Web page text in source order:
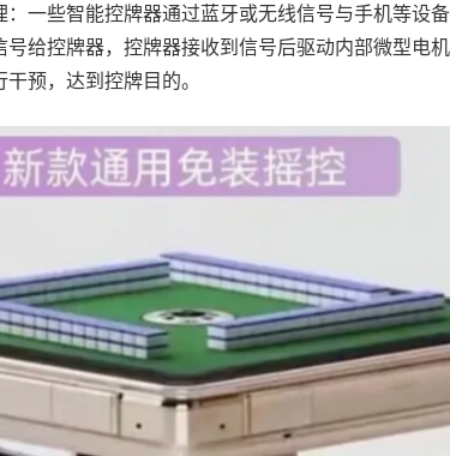
：一些智能控牌器通过蓝牙或无线信号与手机等设
给控牌器，控牌器接收到信号后驱动内部微型电
预，达到控牌目的。